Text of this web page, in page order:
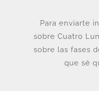
Para enviarte
sobre Cuatro
sobre las fases
que sé